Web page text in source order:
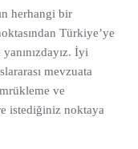
herhangi bir
Türkiye’ye
İyi
mevzuata
ve
istediğiniz noktaya